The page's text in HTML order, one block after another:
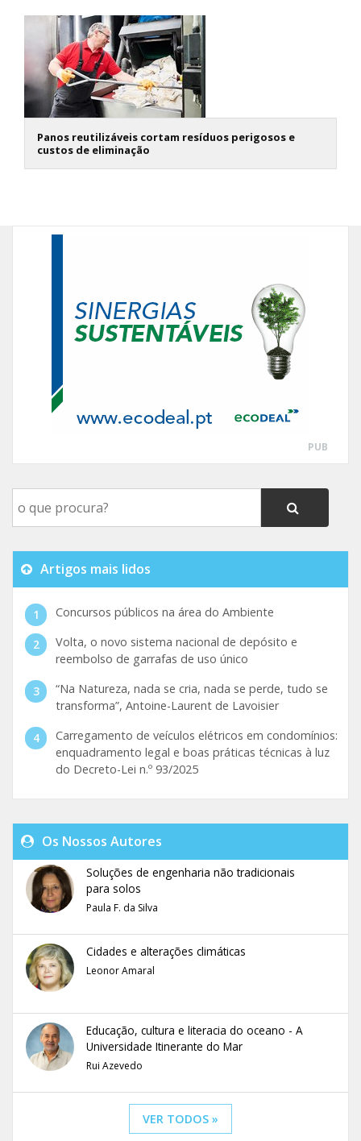
Panos reutilizáveis cortam resíduos perigosos e
custos de eliminação
PUB
Artigos mais lidos
Concursos públicos na área do Ambiente
Volta, o novo sistema nacional de depósito e
reembolso de garrafas de uso único
“Na Natureza, nada se cria, nada se perde, tudo se
transforma”, Antoine-Laurent de Lavoisier
Carregamento de veículos elétricos em condomínios:
enquadramento legal e boas práticas técnicas à luz
do Decreto-Lei n.º 93/2025
Os Nossos Autores
Soluções de engenharia não tradicionais
para solos
Paula F. da Silva
Cidades e alterações climáticas
Leonor Amaral
Educação, cultura e literacia do oceano - A
Universidade Itinerante do Mar
Rui Azevedo
VER TODOS »